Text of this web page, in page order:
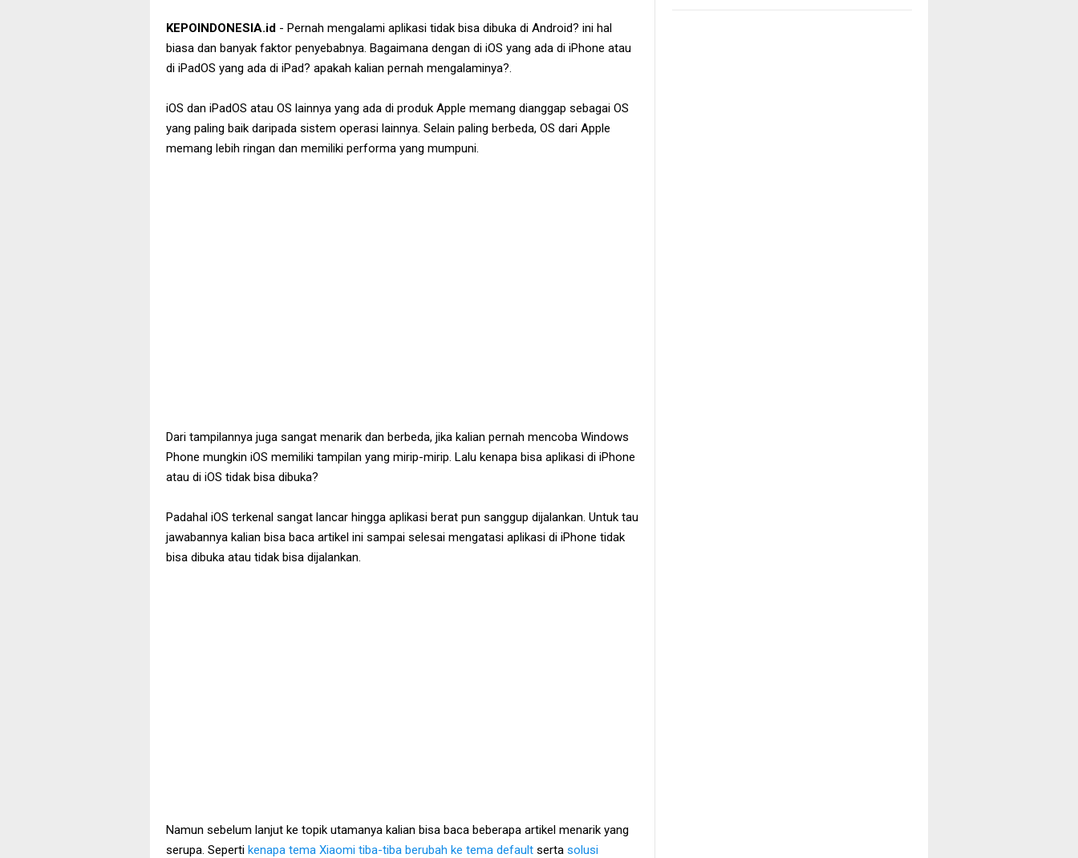
KEPOINDONESIA.id - Pernah mengalami aplikasi tidak bisa dibuka di Android? ini hal
biasa dan banyak faktor penyebabnya. Bagaimana dengan di iOS yang ada di iPhone atau
di iPadOS yang ada di iPad? apakah kalian pernah mengalaminya?.
iOS dan iPadOS atau OS lainnya yang ada di produk Apple memang dianggap sebagai OS
yang paling baik daripada sistem operasi lainnya. Selain paling berbeda, OS dari Apple
memang lebih ringan dan memiliki performa yang mumpuni.
Dari tampilannya juga sangat menarik dan berbeda, jika kalian pernah mencoba Windows
Phone mungkin iOS memiliki tampilan yang mirip-mirip. Lalu kenapa bisa aplikasi di iPhone
atau di iOS tidak bisa dibuka?
Padahal iOS terkenal sangat lancar hingga aplikasi berat pun sanggup dijalankan. Untuk tau
jawabannya kalian bisa baca artikel ini sampai selesai mengatasi aplikasi di iPhone tidak
bisa dibuka atau tidak bisa dijalankan.
Namun sebelum lanjut ke topik utamanya kalian bisa baca beberapa artikel menarik yang
serupa. Seperti kenapa tema Xiaomi tiba-tiba berubah ke tema default serta solusi